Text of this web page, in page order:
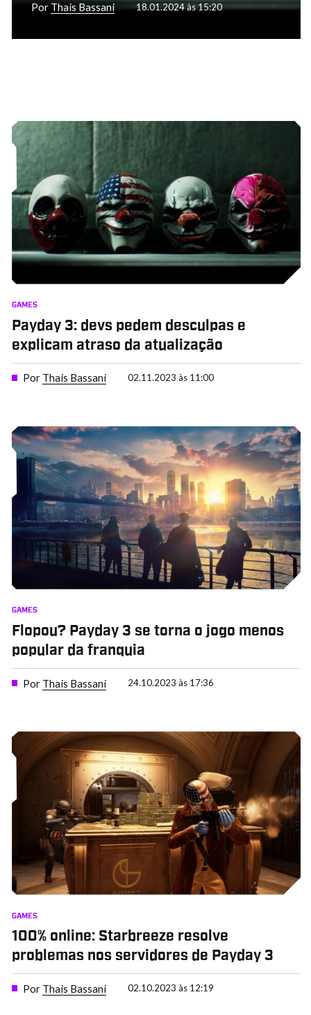
Por Thais Bassani 18.01.2024 às 15:20
GAMES
Payday 3: devs pedem desculpas e
explicam atraso da atualização
Por Thais Bassani 02.11.2023 às 11:00
GAMES
Flopou? Payday 3 se torna o jogo menos
popular da franquia
Por Thais Bassani 24.10.2023 às 17:36
GAMES
100% online: Starbreeze resolve
problemas nos servidores de Payday 3
Por Thais Bassani 02.10.2023 às 12:19